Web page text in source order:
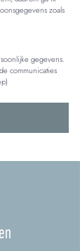
zoals
gegevens.
communicaties